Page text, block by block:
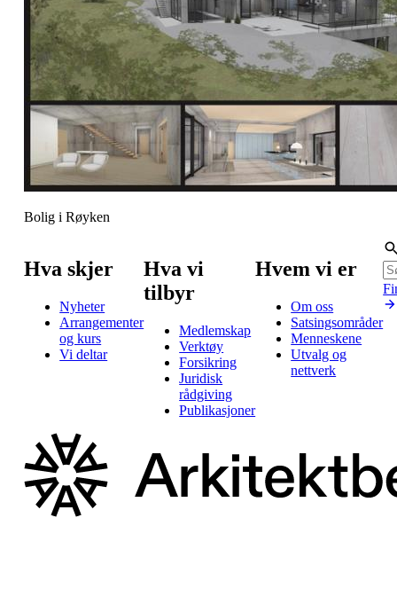
Bolig i Røyken
Hva skjer
Nyheter
Arrangementer
og kurs
Vi deltar
Hva vi
tilbyr
Medlemskap
Verktøy
Forsikring
Juridisk
rådgiving
Publikasjoner
Hvem vi er
Om oss
Satsingsområder
Menneskene
Utvalg og
nettverk